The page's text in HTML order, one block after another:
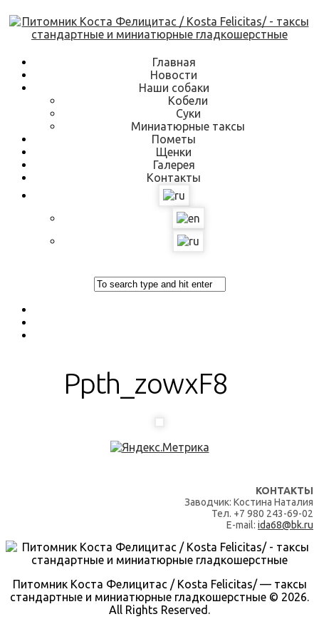
Skip
to
content
Главная
Новости
Наши собаки
Кобели
Суки
Миниатюрные таксы
Пометы
Щенки
Галерея
Контакты
Ppth_zowxF8
КОНТАКТЫ
Заводчик: Костина Наталия
Тел. +7 980 243-69-02
E-mail: ida68@bk.ru
Питомник Коста Фелицитас / Kosta Felicitas/ — таксы
стандартные и миниатюрные гладкошерстные © 2026.
All Rights Reserved.